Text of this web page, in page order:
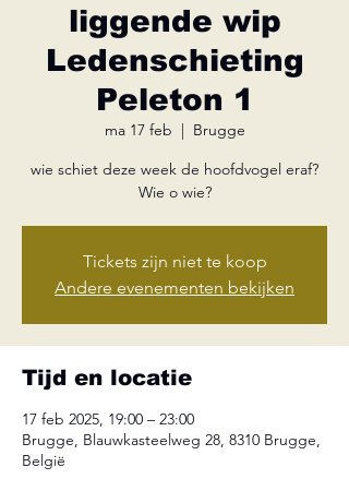
liggende wip
Ledenschieting
Peleton 1
ma 17 feb
  |
Brugge
wie schiet deze week de hoofdvogel eraf?
Wie o wie?
Tickets zijn niet te koop
Andere evenementen bekijken
Tijd en locatie
17 feb 2025, 19:00 – 23:00
Brugge, Blauwkasteelweg 28, 8310 Brugge,
België